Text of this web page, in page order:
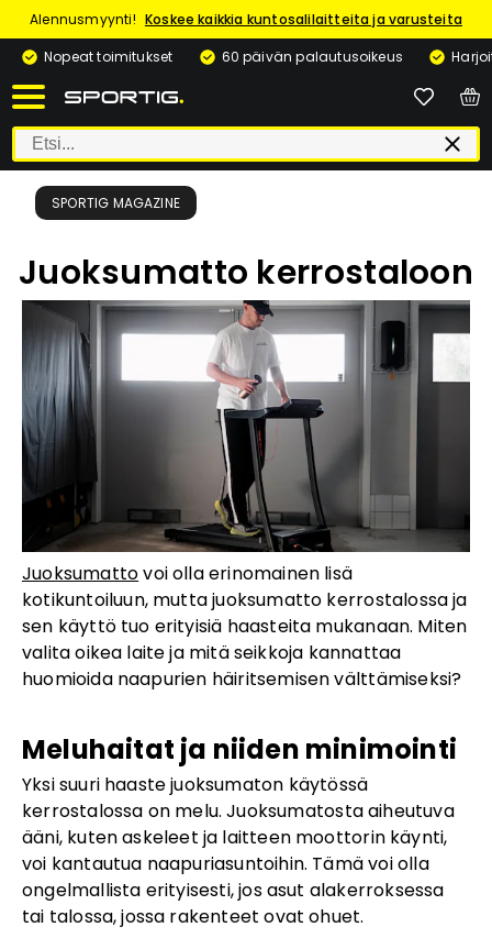
Alennusmyynti! Koskee kaikkia kuntosalilaitteita ja varusteita
Nopeat toimitukset
60 päivän palautusoikeus
SPORTIG MAGAZINE
Juoksumatto kerrostaloon
Juoksumattovoi olla erinomainen lisä
kotikuntoiluun, mutta juoksumatto kerrostalossa ja
sen käyttö tuo erityisiä haasteita mukanaan. Miten
valita oikea laite ja mitä seikkoja kannattaa
huomioida naapurien häiritsemisen välttämiseksi?
Meluhaitat ja niiden minimointi
Yksi suuri haaste juoksumaton käytössä
kerrostalossa on melu. Juoksumatosta aiheutuva
ääni, kuten askeleet ja laitteen moottorin käynti,
voi kantautua naapuriasuntoihin. Tämä voi olla
ongelmallista erityisesti, jos asut alakerroksessa
tai talossa, jossa rakenteet ovat ohuet.